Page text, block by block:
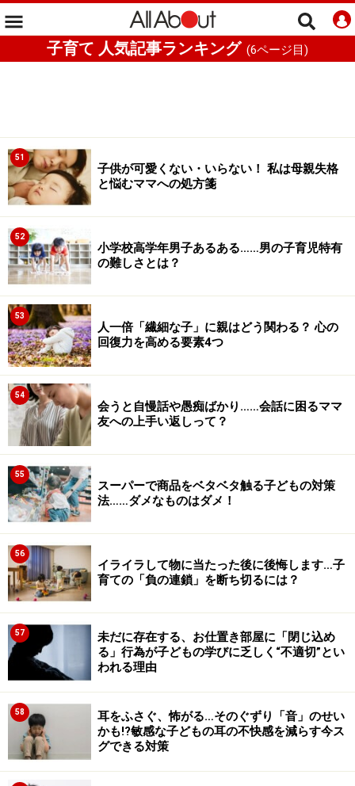
子育て 人気記事ランキング (6ページ目)
51
子供が可愛くない・いらない！ 私は母親失格
と悩むママへの処方箋
52
小学校高学年男子あるある……男の子育児特有
の難しさとは？
53
人一倍「繊細な子」に親はどう関わる？ 心の
回復力を高める要素4つ
54
会うと自慢話や愚痴ばかり……会話に困るママ
友への上手い返しって？
55
スーパーで商品をベタベタ触る子どもの対策
法……ダメなものはダメ！
56
イライラして物に当たった後に後悔します…子
育ての「負の連鎖」を断ち切るには？
57
未だに存在する、お仕置き部屋に「閉じ込め
る」行為が子どもの学びに乏しく“不適切”とい
われる理由
58
耳をふさぐ、怖がる…そのぐずり「音」のせい
かも!?敏感な子どもの耳の不快感を減らす今ス
グできる対策